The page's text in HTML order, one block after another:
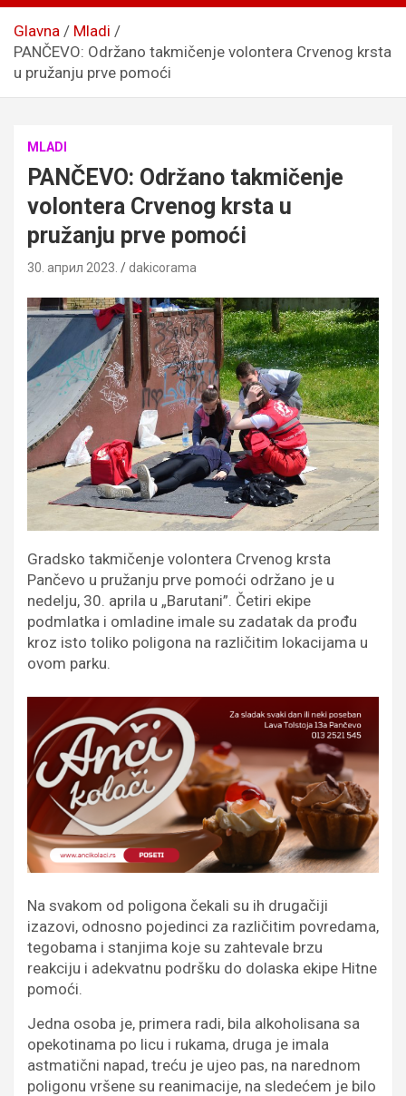
Glavna
Mladi
PANČEVO: Održano takmičenje volontera Crvenog krsta
u pružanju prve pomoći
MLADI
PANČEVO: Održano takmičenje
volontera Crvenog krsta u
pružanju prve pomoći
30. април 2023. dakicorama
Gradsko takmičenje volontera Crvenog krsta
Pančevo u pružanju prve pomoći održano je u
nedelju, 30. aprila u „Barutani”. Četiri ekipe
podmlatka i omladine imale su zadatak da prođu
kroz isto toliko poligona na različitim lokacijama u
ovom parku.
Na svakom od poligona čekali su ih drugačiji
izazovi, odnosno pojedinci za različitim povredama,
tegobama i stanjima koje su zahtevale brzu
reakciju i adekvatnu podršku do dolaska ekipe Hitne
pomoći.
Jedna osoba je, primera radi, bila alkoholisana sa
opekotinama po licu i rukama, druga je imala
astmatični napad, treću je ujeo pas, na narednom
poligonu vršene su reanimacije, na sledećem je bilo